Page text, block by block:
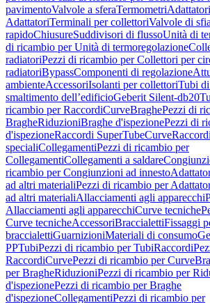
pavimentoValvole a sferaTermometriAdattatori
AdattatoriTerminali per collettoriValvole di
rapidoChiusureSuddivisori di flussoUnità di
di ricambio per Unità di termoregolazione
radiatoriPezzi di ricambio per Collettori per
radiatoriBypassComponenti di regolazione
ambienteAccessoriIsolanti per collettoriTubi
smaltimento dell’edificioGeberit Silent-db20
ricambio per RaccordiCurveBraghePezzi di
BragheRiduzioniBraghe d'ispezionePezzi di
d'ispezioneRaccordi SuperTubeCurveRaccordi
specialiCollegamentiPezzi di ricambio per
CollegamentiCollegamenti a saldare
ricambio per Congiunzioni ad innesto
ad altri materialiPezzi di ricambio per
ad altri materialiAllacciamenti agli apparecchi
Allacciamenti agli apparecchiCurve tecniche
Curve tecnicheAccessoriBraccialettiFissaggi
braccialettiGuarnizioniMateriali di consumo
PPTubiPezzi di ricambio per TubiRaccordi
RaccordiCurvePezzi di ricambio per Curve
per BragheRiduzioniPezzi di ricambio per
d'ispezionePezzi di ricambio per Braghe
d'ispezioneCollegamentiPezzi di ricambio per